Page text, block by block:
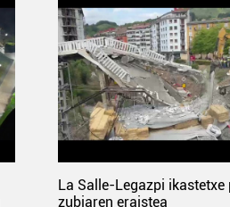
La Salle-Legazpi ikastetxe
zubiaren eraistea